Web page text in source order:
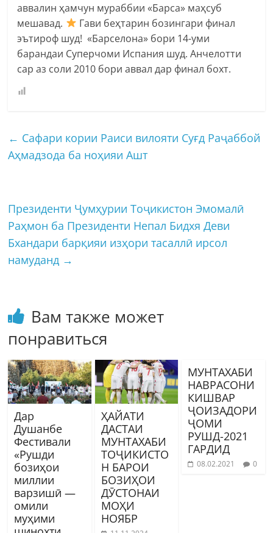
аввалин ҳамчун мураббии «Барса» маҳсуб
мешавад.
Гави беҳтарин бозингари финал
эътироф шуд! «Барселона» бори 14-уми
барандаи Суперчоми Испания шуд. Анчелотти
сар аз соли 2010 бори аввал дар финал бохт.
← Сафари кории Раиси вилояти Суғд Раҷаббой
Аҳмадзода ба ноҳияи Ашт
Президенти Ҷумҳурии Тоҷикистон Эмомалӣ
Раҳмон ба Президенти Непал Бидхя Деви
Бхандари барқияи изҳори тасаллӣ ирсол
намуданд →
Вам также может
понравиться
Дар
Душанбе
Фестивали
«Рушди
бозиҳои
миллии
варзишӣ —
омили
муҳими
ҲАЙАТИ
ДАСТАИ
МУНТАХАБИ
ТОҶИКИСТО
Н БАРОИ
БОЗИҲОИ
ДӮСТОНАИ
МОҲИ
НОЯБР
МУНТАХАБИ
НАВРАСОНИ
КИШВАР
ҶОИЗАДОРИ
ҶОМИ
РУШД-2021
ГАРДИД
08.02.2021 0